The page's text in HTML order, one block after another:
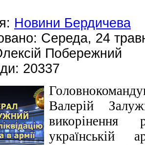
Новини Бердичева
Середа, 24
Побережний
20337
Валерій
викорінення